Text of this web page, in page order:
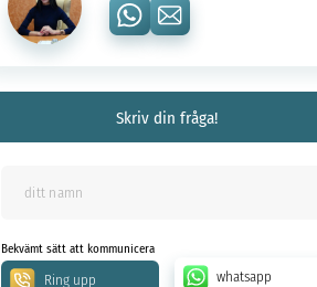
Skriv din fråga!
Bekvämt sätt att kommunicera
Ring upp whatsapp